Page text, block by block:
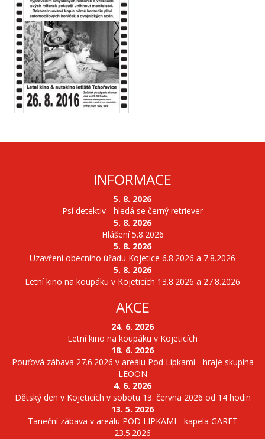
INFORMACE
5. 8. 2026
Psí detektiv - hledá se černý retriever
5. 8. 2026
Hlášení 5.8.2026
5. 8. 2026
Uzavření obecního úřadu Kojetice 6.8.2026 a 7.8.2026
5. 8. 2026
Letní kino na koupáku v Kojeticích 13.8.2026 a 27.8.2026
AKCE
24. 6. 2026
Letní kino na koupáku v Kojeticích
18. 6. 2026
Pouťová zábava 27.6.2026 v areálu Pod Lipkami - hraje skupina
LEOON
4. 6. 2026
Dětský den v Kojeticích v sobotu 13. června 2026 od 14 hodin
13. 5. 2026
Taneční zábava v areálu POD LIPKAMI - kapela GARET
23.5.2026